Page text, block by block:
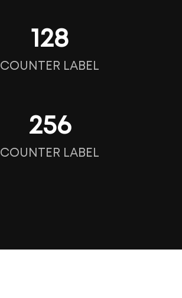
128
COUNTER LABEL
256
COUNTER LABEL